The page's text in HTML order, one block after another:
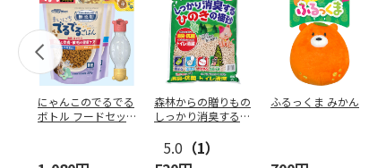
にゃんこのでるでる
ボトル フードセッ
森林からの贈りもの
しっかり消臭するひ
5.0 （1）
ふるっくま みかん